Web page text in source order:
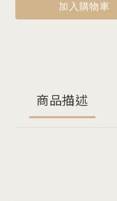
加入購物車
商品描述